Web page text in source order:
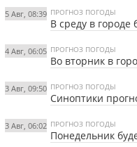
5 Авг, 08:39 ПРОГНОЗ ПОГОДЫ
В среду в
4 Авг, 06:05 ПРОГНОЗ ПОГОДЫ
Во вторник в
3 Авг, 09:50 ПРОГНОЗ ПОГОДЫ
Синоптики
3 Авг, 06:02 ПРОГНОЗ ПОГОДЫ
Понедельник